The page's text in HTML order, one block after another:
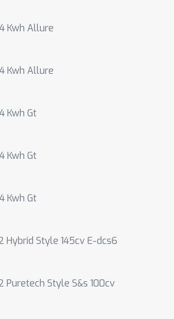
Kwh Allure
Kwh Allure
Kwh Gt
Kwh Gt
Kwh Gt
Hybrid Style 145cv E-dcs6
Puretech Style S&s 100cv